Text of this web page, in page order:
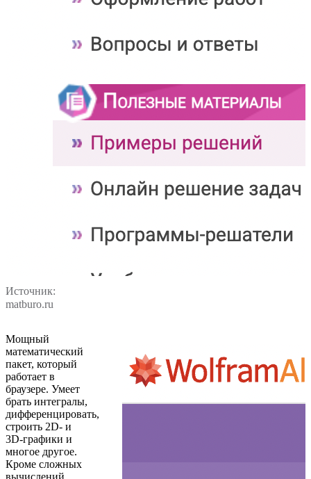
Источник:
matburo.ru
Мощный
математический
пакет, который
работает в
браузере. Умеет
брать интегралы,
дифференцировать,
строить 2D- и
3D-графики и
многое другое.
Кроме сложных
вычислений